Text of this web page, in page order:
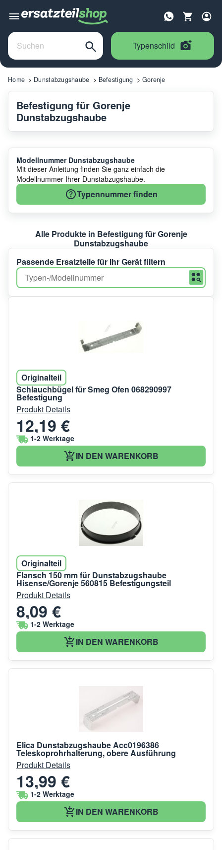
Typenschild
Home Dunstabzugshaube Befestigung Gorenje
Befestigung für Gorenje
Dunstabzugshaube
Modellnummer Dunstabzugshaube
Mit dieser Anleitung finden Sie ganz einfach die
Modellnummer Ihrer Dunstabzugshaube.
Typennummer finden
Alle Produkte in Befestigung für Gorenje
Dunstabzugshaube
Passende Ersatzteile für Ihr Gerät filtern
Originalteil
Schlauchbügel für Smeg Ofen 068290997
Befestigung
Produkt Details
12,19 €
1-2 Werktage
IN DEN WARENKORB
Originalteil
Flansch 150 mm für Dunstabzugshaube
Hisense/Gorenje 560815 Befestigungsteil
Produkt Details
8,09 €
1-2 Werktage
IN DEN WARENKORB
Elica Dunstabzugshaube Acc0196386
Teleskoprohrhalterung, obere Ausführung
Produkt Details
13,99 €
1-2 Werktage
IN DEN WARENKORB